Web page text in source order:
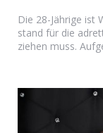
Die 28-Jährige ist
stand für die
ziehen muss.